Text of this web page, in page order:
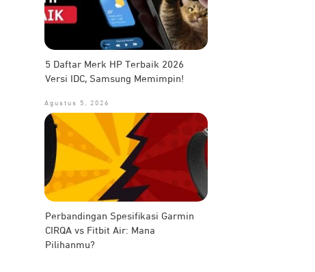
5 Daftar Merk HP Terbaik 2026
Versi IDC, Samsung Memimpin!
Agustus 5, 2026
Perbandingan Spesifikasi Garmin
CIRQA vs Fitbit Air: Mana
Pilihanmu?